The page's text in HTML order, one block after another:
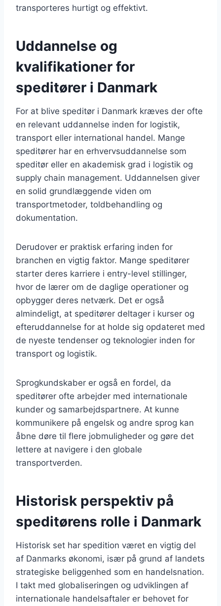
transporteres hurtigt og effektivt.
Uddannelse og
kvalifikationer for
speditører i Danmark
For at blive speditør i Danmark kræves der ofte
en relevant uddannelse inden for logistik,
transport eller international handel. Mange
speditører har en erhvervsuddannelse som
speditør eller en akademisk grad i logistik og
supply chain management. Uddannelsen giver
en solid grundlæggende viden om
transportmetoder, toldbehandling og
dokumentation.
Derudover er praktisk erfaring inden for
branchen en vigtig faktor. Mange speditører
starter deres karriere i entry-level stillinger,
hvor de lærer om de daglige operationer og
opbygger deres netværk. Det er også
almindeligt, at speditører deltager i kurser og
efteruddannelse for at holde sig opdateret med
de nyeste tendenser og teknologier inden for
transport og logistik.
Sprogkundskaber er også en fordel, da
speditører ofte arbejder med internationale
kunder og samarbejdspartnere. At kunne
kommunikere på engelsk og andre sprog kan
åbne døre til flere jobmuligheder og gøre det
lettere at navigere i den globale
transportverden.
Historisk perspektiv på
speditørens rolle i Danmark
Historisk set har spedition været en vigtig del
af Danmarks økonomi, især på grund af landets
strategiske beliggenhed som en handelsnation.
I takt med globaliseringen og udviklingen af
internationale handelsaftaler er behovet for